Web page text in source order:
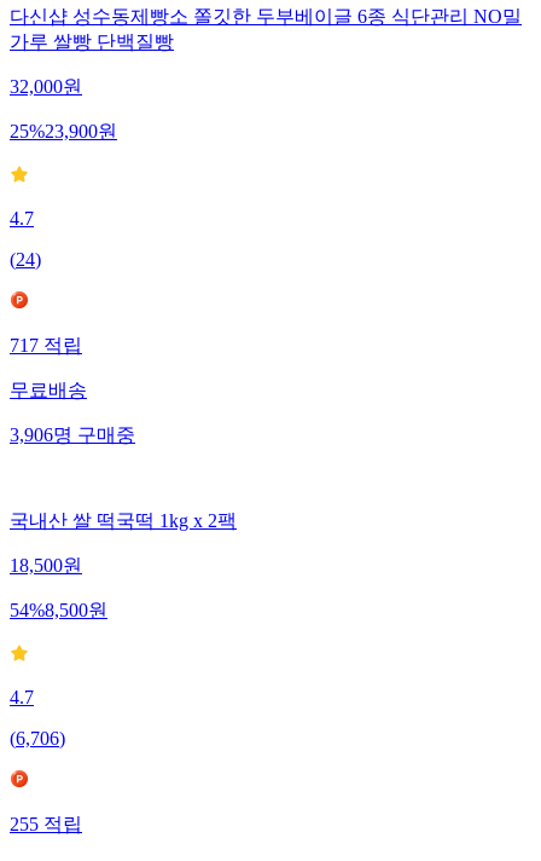
다신샵 성수동제빵소 쫄깃한 두부베이글 6종 식단관리 NO밀
가루 쌀빵 단백질빵
32,000원
25%23,900원
4.7
(24)
717적립
무료배송
3,906명구매중
국내산 쌀 떡국떡 1kg x 2팩
18,500원
54%8,500원
4.7
(6,706)
255적립